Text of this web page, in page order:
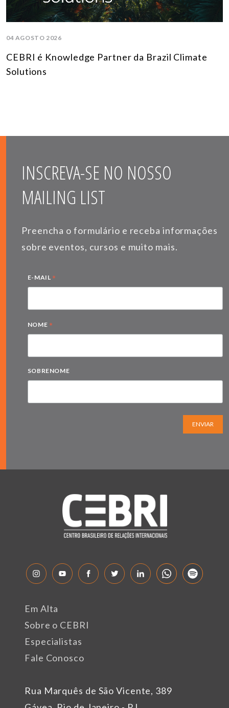
04 AGOSTO 2026
CEBRI é Knowledge Partner da Brazil Climate
Solutions
INSCREVA-SE NO NOSSO
MAILING LIST
Preencha o formulário e receba informações
sobre eventos, cursos e muito mais.
E-MAIL *
NOME *
SOBRENOME
ENVIAR
Rua Marquês de São Vicente, 389
Em Alta
Sobre o CEBRI
Especialistas
Fale Conosco